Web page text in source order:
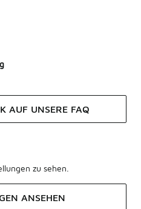
AUF UNSERE FAQ
zu sehen.
ANSEHEN